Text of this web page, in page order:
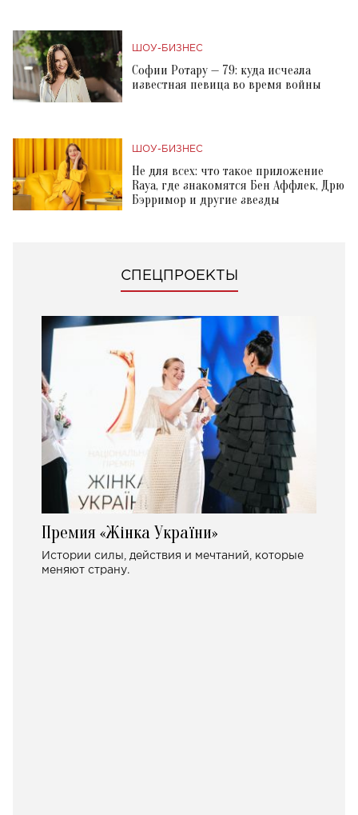
ШОУ-БИЗНЕС
Софии Ротару — 79: куда исчезла
известная певица во время войны
ШОУ-БИЗНЕС
Не для всех: что такое приложение
Raya, где знакомятся Бен Аффлек, Дрю
Бэрримор и другие звезды
СПЕЦПРОЕКТЫ
Премия «Жінка України»
Истории силы, действия и мечтаний, которые
меняют страну.